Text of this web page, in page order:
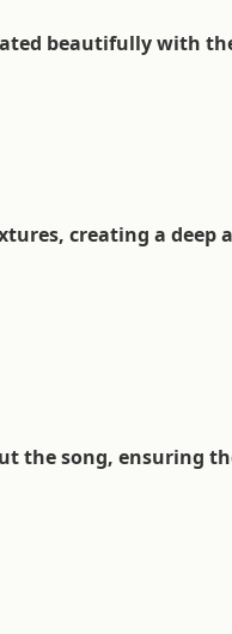
beautifully with
creating a deep
the song, ensuring